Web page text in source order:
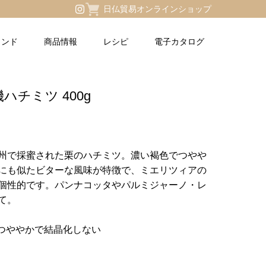
日仏貿易オンラインショップ
ド 商品情報 レシピ 電子カタログ
チミツ 400g
で採蜜された栗のハチミツ。濃い褐色でつやや
も似たビターな風味が特徴で、ミエリツィアの
性的です。パンナコッタやパルミジャーノ・レ
。
ややかで結晶化しない